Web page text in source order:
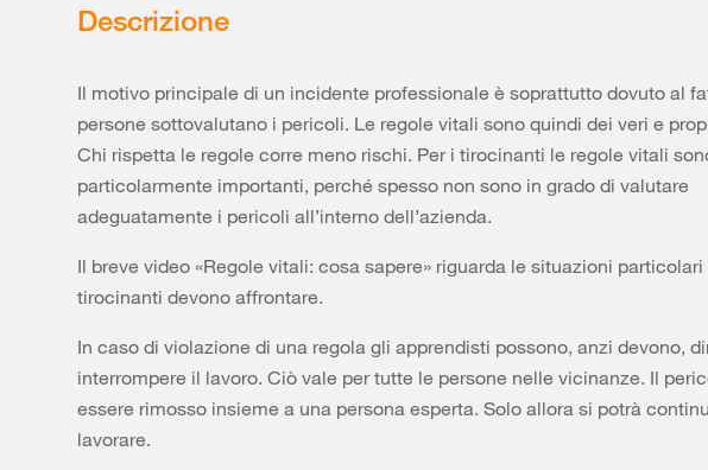
Descrizione
Il motivo principale di un incidente professionale è soprattutto dovuto al
persone sottovalutano i pericoli. Le regole vitali sono quindi dei veri e
Chi rispetta le regole corre meno rischi. Per i tirocinanti le regole vitali
particolarmente importanti, perché spesso non sono in grado di valutare
adeguatamente i pericoli all’interno dell’azienda.
Il breve video «Regole vitali: cosa sapere» riguarda le situazioni particolari
tirocinanti devono affrontare.
In caso di violazione di una regola gli apprendisti possono, anzi devono,
interrompere il lavoro. Ciò vale per tutte le persone nelle vicinanze. Il
essere rimosso insieme a una persona esperta. Solo allora si potrà
lavorare.